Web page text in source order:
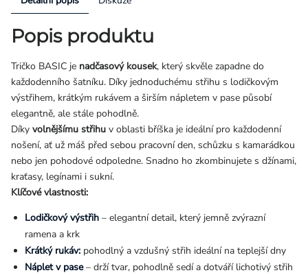
Popis produktu
Tričko BASIC je nadčasový kousek, který skvěle zapadne do
každodenního šatníku. Díky jednoduchému střihu s lodičkovým
výstřihem, krátkým rukávem a širším nápletem v pase působí
elegantně, ale stále pohodlně.
Díky volnějšímu střihu v oblasti bříška je ideální pro každodenní
nošení, ať už máš před sebou pracovní den, schůzku s kamarádkou
nebo jen pohodové odpoledne. Snadno ho zkombinujete s džínami,
kraťasy, legínami i sukní.
Klíčové vlastnosti:
Lodičkový výstřih – elegantní detail, který jemně zvýrazní
ramena a krk
Krátký rukáv: pohodlný a vzdušný střih ideální na teplejší dny
Náplet v pase– drží tvar, pohodlně sedí a dotváří lichotivý střih